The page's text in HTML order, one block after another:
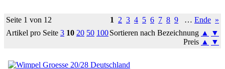
Seite 1 von 12 1 2 3 4 5 6 7 8 9 … Ende »
Artikel pro Seite 3 10 20 50 100Sortieren nach Bezeichnung ▲
▼
Preis ▲ ▼